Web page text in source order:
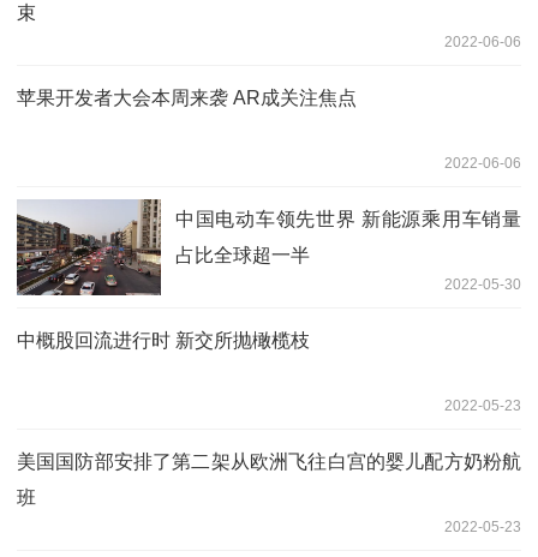
束
2022-06-06
苹果开发者大会本周来袭 AR成关注焦点
2022-06-06
中国电动车领先世界 新能源乘用车销量
占比全球超一半
2022-05-30
中概股回流进行时 新交所抛橄榄枝
2022-05-23
美国国防部安排了第二架从欧洲飞往白宫的婴儿配方奶粉航
班
2022-05-23